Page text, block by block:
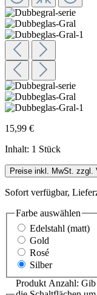
15,99 €
Inhalt: 1 Stück
Preise inkl. MwSt. zzgl.
Sofort verfügbar,
Farbe auswählen
Edelstahl (matt)
Gold
Rosé
Silber
Produkt Anzahl: Gib